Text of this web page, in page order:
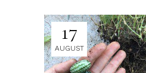
17
AUGUST